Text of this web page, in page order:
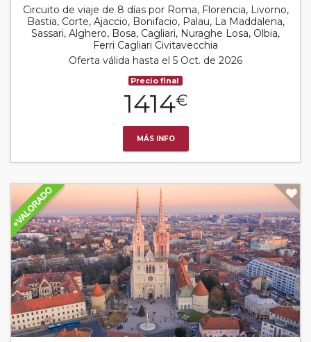
Circuito de viaje de 8 días por Roma, Florencia, Livorno,
Bastia, Corte, Ajaccio, Bonifacio, Palau, La Maddalena,
Sassari, Alghero, Bosa, Cagliari, Nuraghe Losa, Olbia,
Ferri Cagliari Civitavecchia
Oferta válida hasta el 5 Oct. de 2026
Precio final
1414€
MÁS INFO